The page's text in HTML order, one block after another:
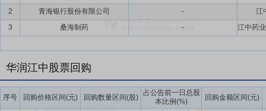
2
青海银行股份有限公司 -
江
3
桑海制药 -
华润江中股票回购
序号 回购价格区间(元) 回购数量区间(股)
占公告前一日总股
本比例(%)
回购金额区间(元)